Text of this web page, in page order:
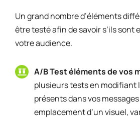
Un grand nombre d’éléments
être testé afin de savoir s’ils sont
votre audience.
A/B Test éléments de vos
plusieurs tests en modifiant
présents dans vos
emplacement d’un visuel,